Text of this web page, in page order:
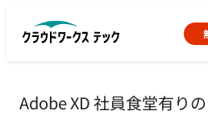
Adobe XD 社員食堂有り